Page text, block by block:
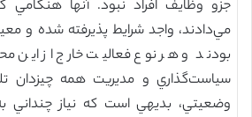
جزو وظايف افراد نبود. آنها هنگامي
مي‌دادند، واجد شرايط پذيرفته شده و
بودند و هر نوع فعاليت خارج از اين
سياست‌گذاري و مديريت همه چيزدان
وضعيتي، بديهي است كه نياز